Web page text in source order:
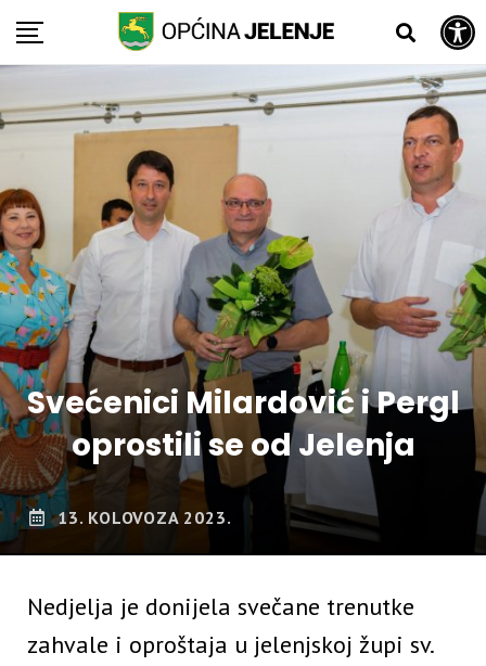
Open toolbar
Skip
Svećenici Milardović i Pergl
oprostili se od Jelenja
13. KOLOVOZA 2023.
Nedjelja je donijela svečane trenutke
zahvale i oproštaja u jelenjskoj župi sv.